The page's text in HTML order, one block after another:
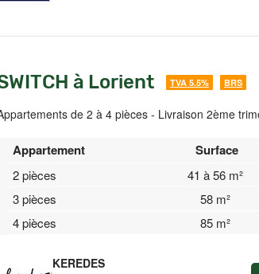
à Lorient TVA 5.5% BRS
de 2 à 4 pièces - Livraison 2ème
Appartement Surface
2 pièces 41 à 56 m²
3 pièces 58 m²
4 pièces 85 m²
KEREDES